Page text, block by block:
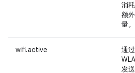
消
额
量。
wifi.active
通过
发